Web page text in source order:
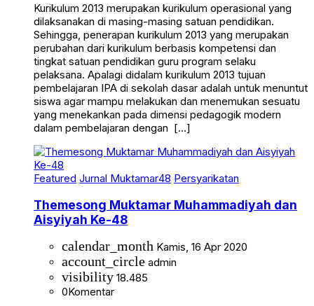
Kurikulum 2013 merupakan kurikulum operasional yang
dilaksanakan di masing-masing satuan pendidikan.
Sehingga, penerapan kurikulum 2013 yang merupakan
perubahan dari kurikulum berbasis kompetensi dan
tingkat satuan pendidikan guru program selaku
pelaksana. Apalagi didalam kurikulum 2013 tujuan
pembelajaran IPA di sekolah dasar adalah untuk menuntut
siswa agar mampu melakukan dan menemukan sesuatu
yang menekankan pada dimensi pedagogik modern
dalam pembelajaran dengan […]
Featured Jurnal Muktamar48 Persyarikatan
Themesong Muktamar Muhammadiyah dan
Aisyiyah Ke-48
calendar_month Kamis, 16 Apr 2020
account_circle admin
visibility 18.485
0Komentar